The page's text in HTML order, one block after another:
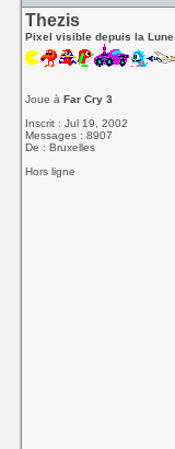
Thezis
Pixel visible depuis la Lune
Joue àFar Cry 3
Inscrit : Jul 19, 2002
Messages : 8907
De : Bruxelles
Hors ligne